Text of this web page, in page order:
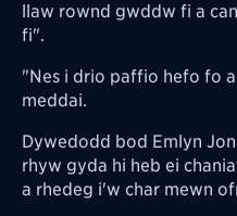
llaw rownd gwddw fi a
fi".
"Nes i drio paffio hefo fo
meddai.
Dywedodd bod Emlyn
rhyw gyda hi heb ei
a rhedeg i'w char mewn